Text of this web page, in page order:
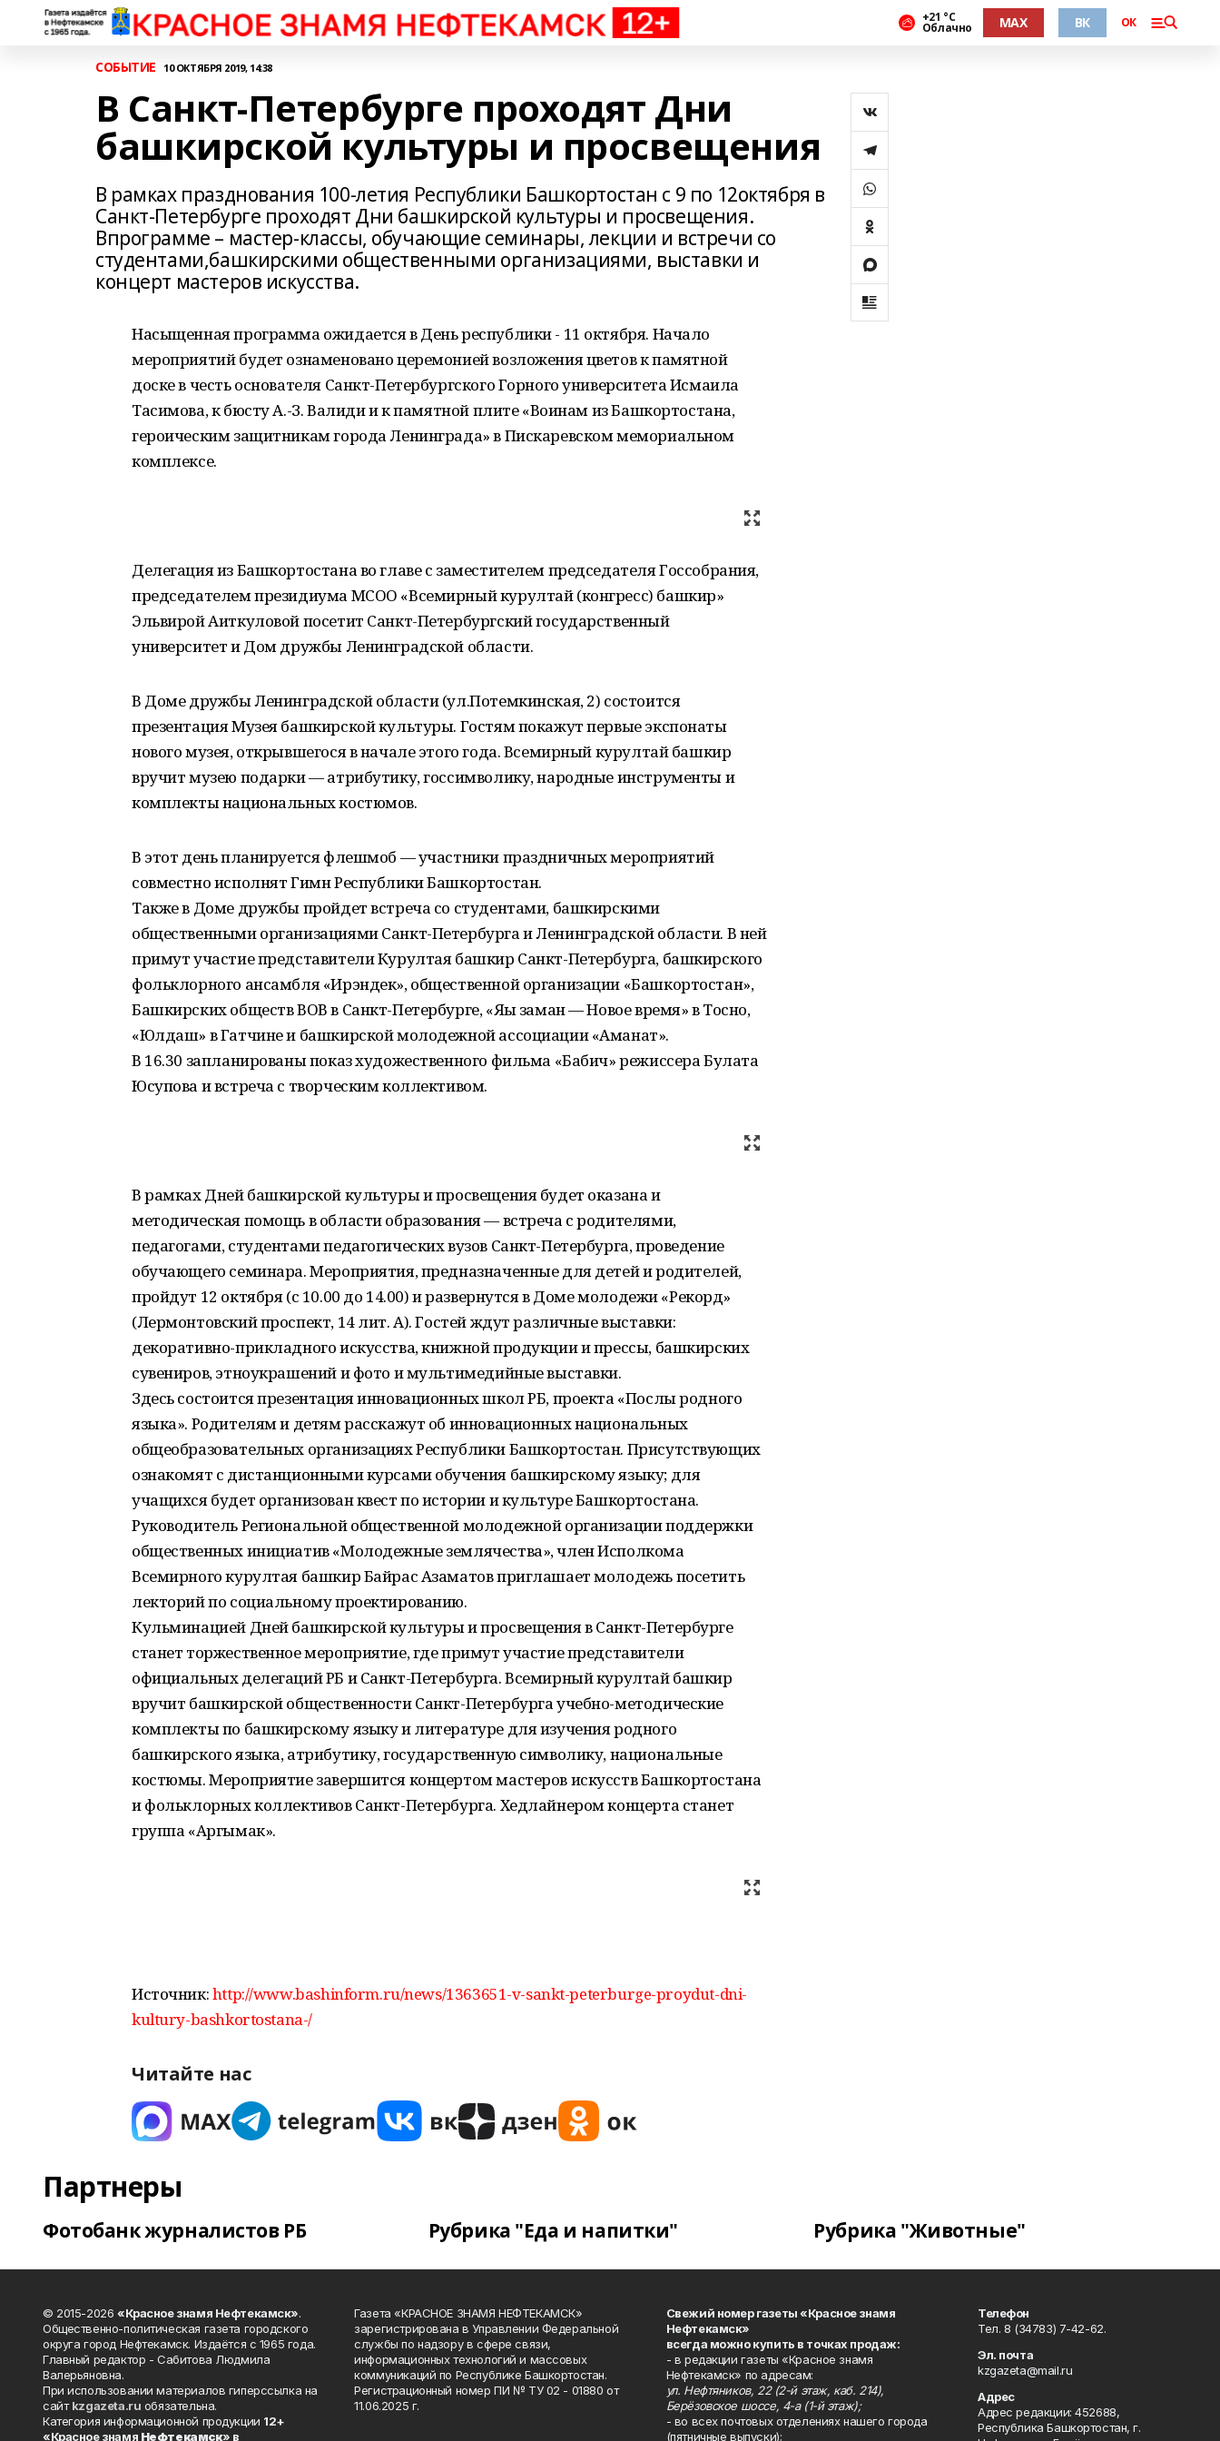
+21 °С
Облачно MAX ВК ОК
СОБЫТИЕ 10 ОКТЯБРЯ 2019, 14:38
В Санкт-Петербурге проходят Дни
башкирской культуры и просвещения
В рамках празднования 100-летия Республики Башкортостан с 9 по 12октября в
Санкт-Петербурге проходят Дни башкирской культуры и просвещения.
Впрограмме – мастер-классы, обучающие семинары, лекции и встречи со
студентами,башкирскими общественными организациями, выставки и
концерт мастеров искусства.
Насыщенная программа ожидается в День республики - 11 октября. Начало
мероприятий будет ознаменовано церемонией возложения цветов к памятной
доске в честь основателя Санкт-Петербургского Горного университета Исмаила
Тасимова, к бюсту А.-З. Валиди и к памятной плите «Воинам из Башкортостана,
героическим защитникам города Ленинграда» в Пискаревском мемориальном
комплексе.
Делегация из Башкортостана во главе с заместителем председателя Госсобрания,
председателем президиума МСОО «Всемирный курултай (конгресс) башкир»
Эльвирой Аиткуловой посетит Санкт-Петербургский государственный
университет и Дом дружбы Ленинградской области.
В Доме дружбы Ленинградской области (ул.Потемкинская, 2) состоится
презентация Музея башкирской культуры. Гостям покажут первые экспонаты
нового музея, открывшегося в начале этого года. Всемирный курултай башкир
вручит музею подарки — атрибутику, госсимволику, народные инструменты и
комплекты национальных костюмов.
В этот день планируется флешмоб — участники праздничных мероприятий
совместно исполнят Гимн Республики Башкортостан.
Также в Доме дружбы пройдет встреча со студентами, башкирскими
общественными организациями Санкт-Петербурга и Ленинградской области. В ней
примут участие представители Курултая башкир Санкт-Петербурга, башкирского
фольклорного ансамбля «Ирэндек», общественной организации «Башкортостан»,
Башкирских обществ ВОВ в Санкт-Петербурге, «Яңы заман — Новое время» в Тосно,
«Юлдаш» в Гатчине и башкирской молодежной ассоциации «Аманат».
В 16.30 запланированы показ художественного фильма «Бабич» режиссера Булата
Юсупова и встреча с творческим коллективом.
В рамках Дней башкирской культуры и просвещения будет оказана и
методическая помощь в области образования — встреча с родителями,
педагогами, студентами педагогических вузов Санкт-Петербурга, проведение
обучающего семинара. Мероприятия, предназначенные для детей и родителей,
пройдут 12 октября (с 10.00 до 14.00) и развернутся в Доме молодежи «Рекорд»
(Лермонтовский проспект, 14 лит. А). Гостей ждут различные выставки:
декоративно-прикладного искусства, книжной продукции и прессы, башкирских
сувениров, этноукрашений и фото и мультимедийные выставки.
Здесь состоится презентация инновационных школ РБ, проекта «Послы родного
языка». Родителям и детям расскажут об инновационных национальных
общеобразовательных организациях Республики Башкортостан. Присутствующих
ознакомят с дистанционными курсами обучения башкирскому языку; для
учащихся будет организован квест по истории и культуре Башкортостана.
Руководитель Региональной общественной молодежной организации поддержки
общественных инициатив «Молодежные землячества», член Исполкома
Всемирного курултая башкир Байрас Азаматов приглашает молодежь посетить
лекторий по социальному проектированию.
Кульминацией Дней башкирской культуры и просвещения в Санкт-Петербурге
станет торжественное мероприятие, где примут участие представители
официальных делегаций РБ и Санкт-Петербурга. Всемирный курултай башкир
вручит башкирской общественности Санкт-Петербурга учебно-методические
комплекты по башкирскому языку и литературе для изучения родного
башкирского языка, атрибутику, государственную символику, национальные
костюмы. Мероприятие завершится концертом мастеров искусств Башкортостана
и фольклорных коллективов Санкт-Петербурга. Хедлайнером концерта станет
группа «Аргымак».
Источник:http://www.bashinform.ru/news/1363651-v-sankt-peterburge-proydut-dni-
kultury-bashkortostana-/
Читайте нас
Партнеры
Фотобанк журналистов РБ Рубрика "Еда и напитки" Рубрика "Животные"
© 2015-2026 «Красное знамя Нефтекамск».
Общественно-политическая газета городского
округа город Нефтекамск. Издаётся с 1965 года.
Главный редактор - Сабитова Людмила
Валерьяновна.
При использовании материалов гиперссылка на
сайтkzgazeta.ru обязательна.
Категория информационной продукции 12+
«Красное знамя Нефтекамск» в
Газета «КРАСНОЕ ЗНАМЯ НЕФТЕКАМСК»
зарегистрирована в Управлении Федеральной
службы по надзору в сфере связи,
информационных технологий и массовых
коммуникаций по Республике Башкортостан.
Регистрационный номер ПИ № ТУ 02 - 01880 от
11.06.2025 г.
Свежий номер газеты «Красное знамя
Нефтекамск»
всегда можно купить в точках продаж:
- в редакции газеты «Красное знамя
Нефтекамск» по адресам:
ул. Нефтяников, 22 (2-й этаж, каб. 214),
Берёзовское шоссе, 4-а (1-й этаж);
- во всех почтовых отделениях нашего города
(пятничные выпуски);
Телефон
Тел. 8 (34783) 7-42-62.
Эл. почта
kzgazeta@mail.ru
Адрес
Адрес редакции: 452688,
Республика Башкортостан, г.